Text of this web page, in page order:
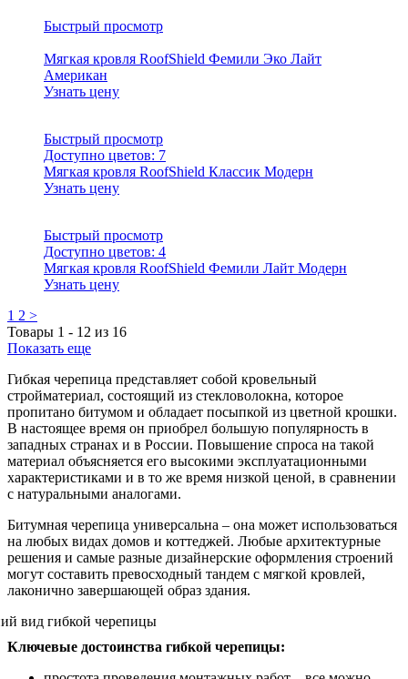
Быстрый просмотр
Мягкая кровля RoofShield Фемили Эко Лайт
Американ
Узнать цену
Быстрый просмотр
Доступно цветов: 7
Мягкая кровля RoofShield Классик Модерн
Узнать цену
Быстрый просмотр
Доступно цветов: 4
Мягкая кровля RoofShield Фемили Лайт Модерн
Узнать цену
1 2 >
Товары 1 - 12 из 16
Показать еще
Гибкая черепица представляет собой кровельный
стройматериал, состоящий из стекловолокна, которое
пропитано битумом и обладает посыпкой из цветной крошки.
В настоящее время он приобрел большую популярность в
западных странах и в России. Повышение спроса на такой
материал объясняется его высокими эксплуатационными
характеристиками и в то же время низкой ценой, в сравнении
с натуральными аналогами.
Битумная черепица универсальна – она может использоваться
на любых видах домов и коттеджей. Любые архитектурные
решения и самые разные дизайнерские оформления строений
могут составить превосходный тандем с мягкой кровлей,
лаконично завершающей образ здания.
Ключевые достоинства гибкой черепицы: